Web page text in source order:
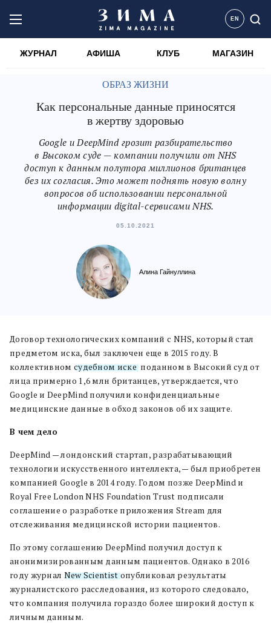
EN
ЖУРНАЛ АФИША КЛУБ МАГАЗИН
ОБРАЗ ЖИЗНИ
Как персональные данные приносятся
в жертву здоровью
Google и DeepMind грозит разбирательство
в Высоком суде — компании получили от NHS
доступ к данным полутора миллионов британцев
без их согласия. Это может поднять новую волну
вопросов об использовании персональной
информации digital-сервисами NHS.
05.10.2021
Алина Гайнуллина
Договор технологических компаний с NHS, который стал
предметом иска, был заключен еще в 2015 году. В
коллективном судебном иске, поданном в Высокий суд от
лица примерно 1,6 млн британцев, утверждается, что
Google и DeepMind получили конфиденциальные
медицинские данные в обход законов об их защите.
В чем дело
DeepMind — лондонский стартап, разрабатывающий
технологии искусственного интеллекта, — был приобретен
компанией Google в 2014 году. Годом позже DeepMind и
Royal Free London NHS Foundation Trust подписали
соглашение о разработке приложения Stream для
отслеживания медицинской истории пациентов.
По этому соглашению DeepMind получил доступ к
анонимизированным данным пациентов. Однако в 2016
году журнал New Scientistопубликовал результаты
журналистского расследования, из которого следовало,
что компания получила гораздо более широкий доступ к
личным данным.